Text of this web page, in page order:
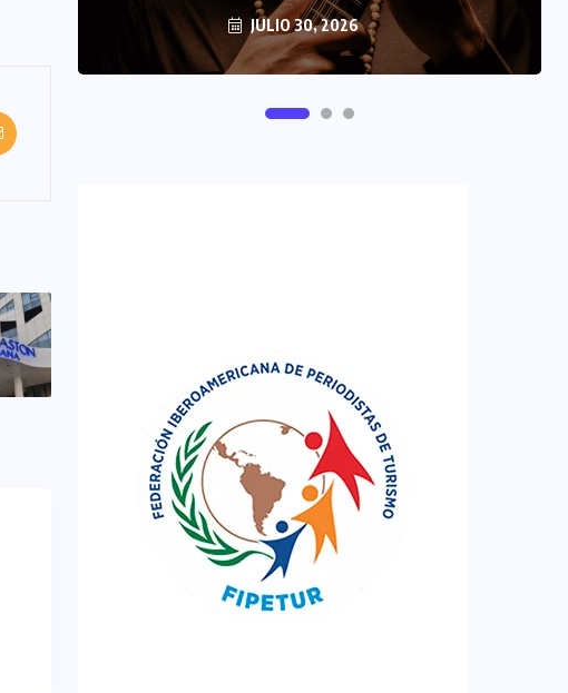
JULIO 30, 2026
JUNIO 29, 2026